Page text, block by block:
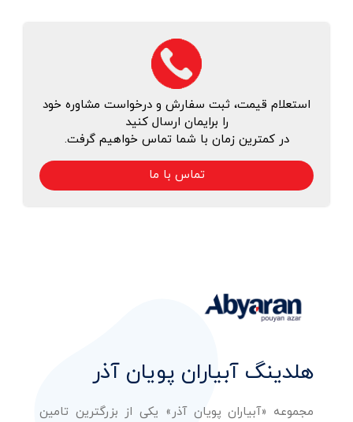
استعلام قیمت، ثبت سفارش و درخواست مشاوره خود
را برایمان ارسال کنید
در کمترین زمان با شما تماس خواهیم گرفت.
تماس با ما
هلدینگ آبیاران پویان آذر
مجموعه «آبیاران پویان آذر» یکی از بزرگترین تامین